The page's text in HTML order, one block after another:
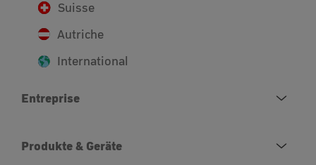
Suisse
Autriche
International
Entreprise
Produkte & Geräte